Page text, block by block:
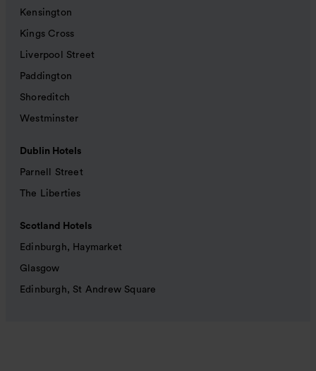
Kensington
Kings Cross
Liverpool Street
Paddington
Shoreditch
Westminster
Dublin Hotels
Parnell Street
The Liberties
Scotland Hotels
Edinburgh, Haymarket
Glasgow
Edinburgh, St Andrew Square